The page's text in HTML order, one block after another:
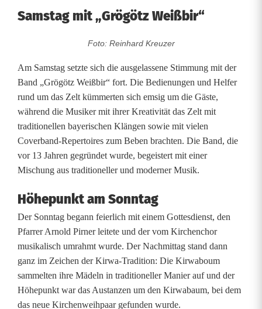
e
K
i
r
c
h
e
i
h
Samstag mit „Grögötz Weißbir“
Foto: Reinhard Kreuzer
Am Samstag setzte sich die ausgelassene Stimmung mit der
Band „Grögötz Weißbir“ fort. Die Bedienungen und Helfer
rund um das Zelt kümmerten sich emsig um die Gäste,
während die Musiker mit ihrer Kreativität das Zelt mit
traditionellen bayerischen Klängen sowie mit vielen
Coverband-Repertoires zum Beben brachten. Die Band, die
vor 13 Jahren gegründet wurde, begeistert mit einer
Mischung aus traditioneller und moderner Musik.
Höhepunkt am Sonntag
Der Sonntag begann feierlich mit einem Gottesdienst, den
Pfarrer Arnold Pirner leitete und der vom Kirchenchor
musikalisch umrahmt wurde. Der Nachmittag stand dann
ganz im Zeichen der Kirwa-Tradition: Die Kirwaboum
sammelten ihre Mädeln in traditioneller Manier auf und der
Höhepunkt war das Austanzen um den Kirwabaum, bei dem
das neue Kirchenweihpaar gefunden wurde.